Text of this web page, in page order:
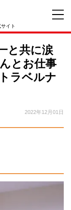
イト
と共に涙
とお仕事
ラベルナ
2022年12月01日